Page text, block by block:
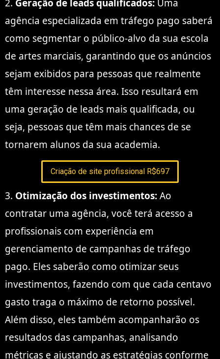
2. Geração de leads qualificados: Uma
agência especializada em tráfego pago saberá
como segmentar o público-alvo da sua escola
de artes marciais, garantindo que os anúncios
sejam exibidos para pessoas que realmente
têm interesse nessa área. Isso resultará em
uma geração de leads mais qualificada, ou
seja, pessoas que têm mais chances de se
tornarem alunos da sua academia.
Criação de site profissional R$697
3. Otimização dos investimentos:Ao
contratar uma agência, você terá acesso a
profissionais com experiência em
gerenciamento de campanhas de tráfego
pago. Eles saberão como otimizar seus
investimentos, fazendo com que cada centavo
gasto traga o máximo de retorno possível.
Além disso, eles também acompanharão os
resultados das campanhas, analisando
métricas e ajustando as estratégias conforme